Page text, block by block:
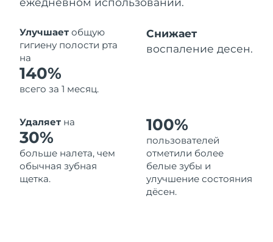
Улучшает общую
гигиену полости рта
на
140%
всего за 1 месяц.
Снижает
воспаление десен.
Удаляет на
30%
больше налета, чем
обычная зубная
щетка.
100%
пользователей
отметили более
белые зубы и
улучшение состояния
дёсен.
Турция
Ожидаемая дата доставки
Великобритания
Ожидаемая дата доставки
10/08/2026
Соединенные
Штаты
Ожидаемая дата доставки
11/08/2026